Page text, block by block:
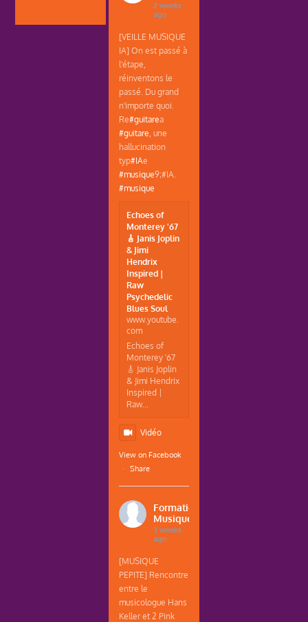
2 weeks
ago
[VEILLE MUSIQUE
IA] On est passé à
l'étape,
réinventons le
passé. Du grand
n'importe quoi.
Re#guitarea
#guitare , une
hallucination
typ#IAe
#musique9;#IA.
#musique
Echoes of
Monterey '67
🎸 Janis Joplin
& Jimi
Hendrix
Inspired |
Raw
Psychedelic
Blues Soul
www.youtube.
com
Echoes of
Monterey '67
🎸 Janis Joplin
& Jimi Hendrix
Inspired |
Raw...
Vidéo
View on Facebook
·
Share
Formations
Musique
3 weeks
ago
[MUSIQUE
PEPITE] Rencontre
entre le
musicologue Hans
Keller et 2 Pink